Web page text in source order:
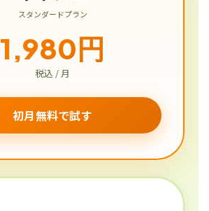
スタンダードプラン
1,980円
税込 / 月
初月無料で試す